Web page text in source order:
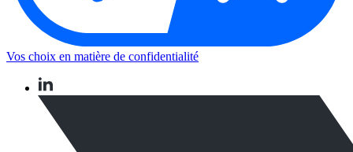
Vos choix en matière de confidentialité